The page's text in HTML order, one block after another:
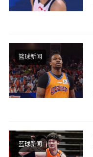
篮球新闻
篮球新闻